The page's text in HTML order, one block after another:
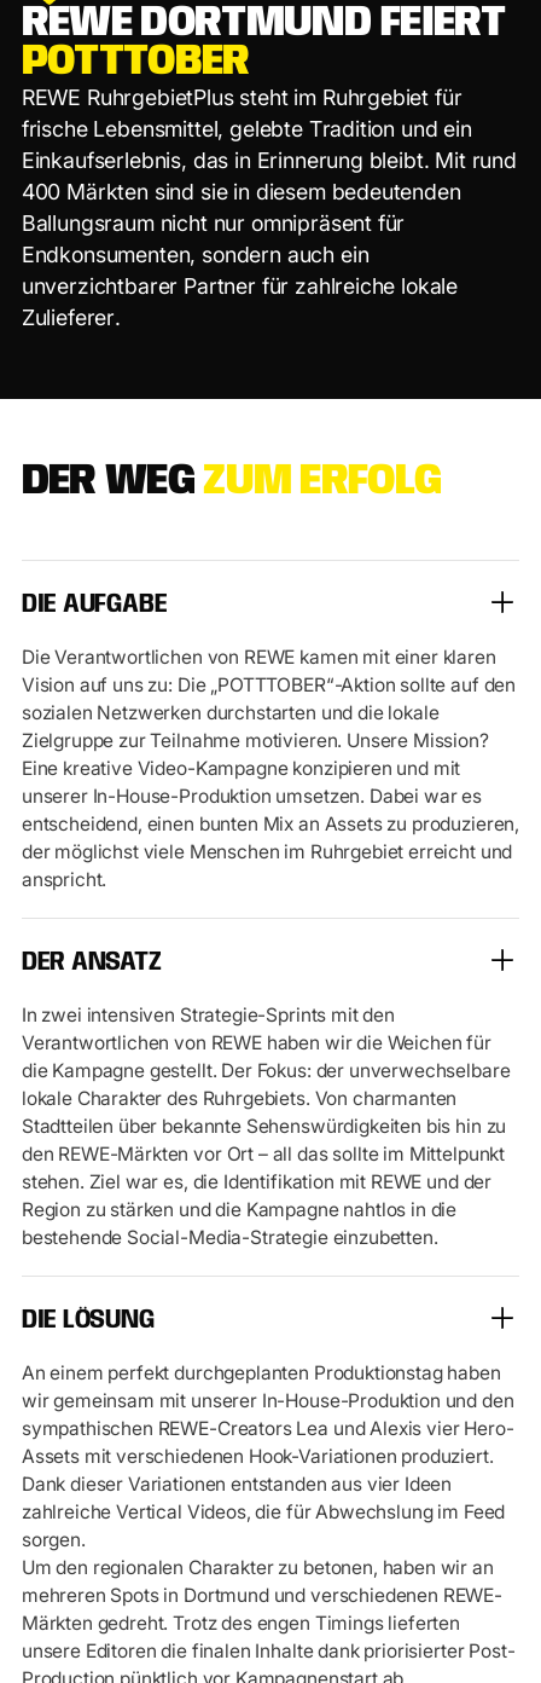
REWE DORTMUND FEIERT
POTTTOBER
REWE RuhrgebietPlus steht im Ruhrgebiet für
frische Lebensmittel, gelebte Tradition und ein
Einkaufserlebnis, das in Erinnerung bleibt. Mit rund
400 Märkten sind sie in diesem bedeutenden
Ballungsraum nicht nur omnipräsent für
Endkonsumenten, sondern auch ein
unverzichtbarer Partner für zahlreiche lokale
Zulieferer.
DER WEGZUM ERFOLG
DIE AUFGABE
Die Verantwortlichen von REWE kamen mit einer klaren
Vision auf uns zu: Die „POTTTOBER“-Aktion sollte auf den
sozialen Netzwerken durchstarten und die lokale
Zielgruppe zur Teilnahme motivieren. Unsere Mission?
Eine kreative Video-Kampagne konzipieren und mit
unserer In-House-Produktion umsetzen. Dabei war es
entscheidend, einen bunten Mix an Assets zu produzieren,
der möglichst viele Menschen im Ruhrgebiet erreicht und
anspricht.
DER ANSATZ
In zwei intensiven Strategie-Sprints mit den
Verantwortlichen von REWE haben wir die Weichen für
die Kampagne gestellt. Der Fokus: der unverwechselbare
lokale Charakter des Ruhrgebiets. Von charmanten
Stadtteilen über bekannte Sehenswürdigkeiten bis hin zu
den REWE-Märkten vor Ort – all das sollte im Mittelpunkt
stehen. Ziel war es, die Identifikation mit REWE und der
Region zu stärken und die Kampagne nahtlos in die
bestehende Social-Media-Strategie einzubetten.
DIE LÖSUNG
An einem perfekt durchgeplanten Produktionstag haben
wir gemeinsam mit unserer In-House-Produktion und den
sympathischen REWE-Creators Lea und Alexis vier Hero-
Assets mit verschiedenen Hook-Variationen produziert.
Dank dieser Variationen entstanden aus vier Ideen
zahlreiche Vertical Videos, die für Abwechslung im Feed
sorgen.
Um den regionalen Charakter zu betonen, haben wir an
mehreren Spots in Dortmund und verschiedenen REWE-
Märkten gedreht. Trotz des engen Timings lieferten
unsere Editoren die finalen Inhalte dank priorisierter Post-